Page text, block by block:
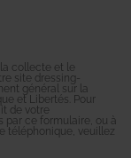
la collecte et le
site dressing-
général sur la
et Libertés. Pour
de votre
par ce formulaire, ou à
téléphonique, veuillez